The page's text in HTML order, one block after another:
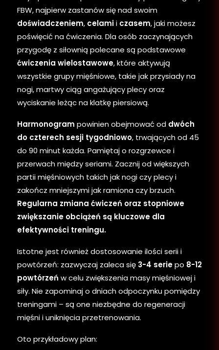
FBW, najpierw zastanów się nad swoim
doświadczeniem, celamii czasem, jaki możesz
poświęcić na ćwiczenia. Dla osób zaczynających
przygodę z siłownią polecane są podstawowe
ćwiczenia wielostawowe, które aktywują
wszystkie grupy mięśniowe, takie jak przysiady na
nogi, martwy ciąg angażujący plecy oraz
wyciskanie leżąc na klatkę piersiową.
Harmonogram powinien obejmować od dwóch
do czterech sesji tygodniowo, trwających od 45
do 90 minut każda. Pamiętaj o rozgrzewce i
przerwach między seriami. Zacznij od większych
partii mięśniowych takich jak nogi czy plecy i
zakończ mniejszymi jak ramiona czy brzuch.
Regularna zmiana ćwiczeń oraz stopniowe
zwiększanie obciążeń są kluczowe dla
efektywności treningu.
Istotne jest również dostosowanie ilości serii i
powtórzeń: zazwyczaj zaleca się 3-4 seriepo 8-12
powtórzeń w celu zwiększenia masy mięśniowej i
siły. Nie zapominaj o dniach odpoczynku pomiędzy
treningami – są one niezbędne do regeneracji
mięśni i uniknięcia przetrenowania.
Oto przykładowy plan: